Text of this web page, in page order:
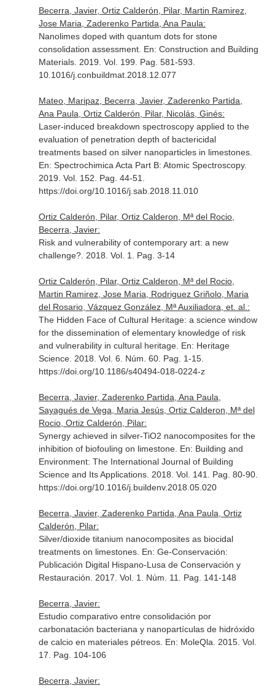
Becerra, Javier, Ortiz Calderón, Pilar, Martin Ramirez,
Jose Maria, Zaderenko Partida, Ana Paula:
Nanolimes doped with quantum dots for stone
consolidation assessment. En: Construction and Building
Materials. 2019. Vol. 199. Pag. 581-593.
10.1016/j.conbuildmat.2018.12.077
Mateo, Maripaz, Becerra, Javier, Zaderenko Partida,
Ana Paula, Ortiz Calderón, Pilar, Nicolás, Ginés:
Laser-induced breakdown spectroscopy applied to the
evaluation of penetration depth of bactericidal
treatments based on silver nanoparticles in limestones.
En: Spectrochimica Acta Part B: Atomic Spectroscopy.
2019. Vol. 152. Pag. 44-51.
https://doi.org/10.1016/j.sab.2018.11.010
Ortiz Calderón, Pilar, Ortiz Calderon, Mª del Rocio,
Becerra, Javier:
Risk and vulnerability of contemporary art: a new
challenge?. 2018. Vol. 1. Pag. 3-14
Ortiz Calderón, Pilar, Ortiz Calderon, Mª del Rocio,
Martin Ramirez, Jose Maria, Rodriguez Griñolo, Maria
del Rosario, Vázquez González, Mª Auxiliadora, et. al.:
The Hidden Face of Cultural Heritage: a science window
for the dissemination of elementary knowledge of risk
and vulnerability in cultural heritage. En: Heritage
Science. 2018. Vol. 6. Núm. 60. Pag. 1-15.
https://doi.org/10.1186/s40494-018-0224-z
Becerra, Javier, Zaderenko Partida, Ana Paula,
Sayagués de Vega, Maria Jesús, Ortiz Calderon, Mª del
Rocio, Ortiz Calderón, Pilar:
Synergy achieved in silver-TiO2 nanocomposites for the
inhibition of biofouling on limestone. En: Building and
Environment: The International Journal of Building
Science and Its Applications. 2018. Vol. 141. Pag. 80-90.
https://doi.org/10.1016/j.buildenv.2018.05.020
Becerra, Javier, Zaderenko Partida, Ana Paula, Ortiz
Calderón, Pilar:
Silver/dioxide titanium nanocomposites as biocidal
treatments on limestones. En: Ge-Conservación:
Publicación Digital Hispano-Lusa de Conservación y
Restauración . 2017. Vol. 1. Núm. 11. Pag. 141-148
Becerra, Javier:
Estudio comparativo entre consolidación por
carbonatación bacteriana y nanopartículas de hidróxido
de calcio en materiales pétreos. En: MoleQla . 2015. Vol.
17. Pag. 104-106
Becerra, Javier: